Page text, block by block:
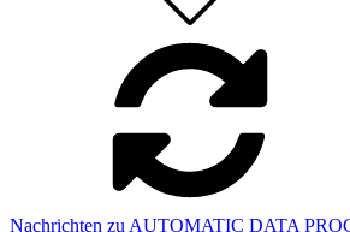
Nachrichten zu AUTOMATIC DATA